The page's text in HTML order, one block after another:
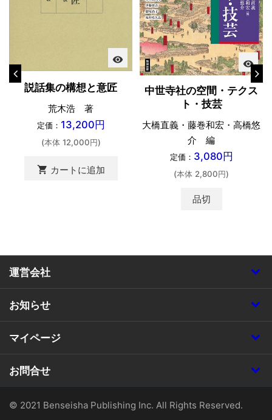
visibility
説話集の構想と意匠
荒木浩 著
定価： 13,200円
(本体 12,000円)
shopping_cart カートに追加
visibility
中世寺社の空間・テクス
ト・技芸
大橋直義・藤巻和宏・高橋悠
介 編
定価： 3,080円
(本体 2,800円)
品切
運営会社
お知らせ
マイページ
お問合せ
© 2021 Benseisha Publishing Inc. All Rights Reserved.